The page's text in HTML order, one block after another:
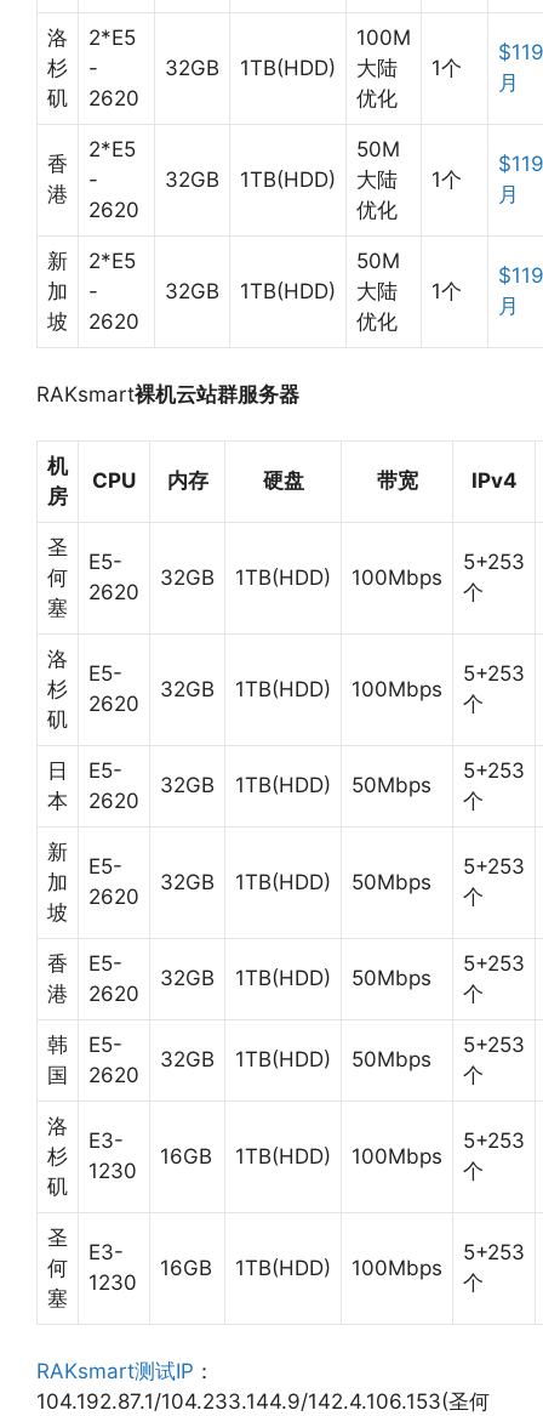
洛
杉
矶
2*E5
-
2620
32GB 1TB(HDD)
100M
大陆
优化
1个
月
香
港
2*E5
-
2620
32GB 1TB(HDD)
50M
大陆
优化
1个
月
新
加
坡
2*E5
-
2620
32GB 1TB(HDD)
50M
大陆
优化
1个
月
RAKsmart裸机云站群服务器
机
房
CPU 内存 硬盘 带宽 IPv4
圣
何
塞
E5-
2620
32GB 1TB(HDD) 100Mbps
5+253
个
洛
杉
矶
E5-
2620
32GB 1TB(HDD) 100Mbps
5+253
个
日
本
E5-
2620
32GB 1TB(HDD) 50Mbps
5+253
个
新
加
坡
E5-
2620
32GB 1TB(HDD) 50Mbps
5+253
个
香
港
E5-
2620
32GB 1TB(HDD) 50Mbps
5+253
个
韩
国
E5-
2620
32GB 1TB(HDD) 50Mbps
5+253
个
洛
杉
矶
E3-
1230
16GB 1TB(HDD) 100Mbps
5+253
个
圣
何
塞
E3-
1230
16GB 1TB(HDD) 100Mbps
5+253
个
RAKsmart测试IP ：
104.192.87.1/104.233.144.9/142.4.106.153(圣何